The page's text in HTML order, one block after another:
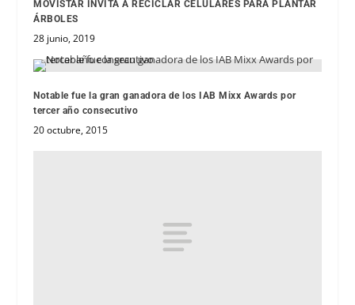
MOVISTAR INVITA A RECICLAR CELULARES PARA PLANTAR
ÁRBOLES
28 junio, 2019
Notable fue la gran ganadora de los IAB Mixx Awards por
tercer año consecutivo
20 octubre, 2015